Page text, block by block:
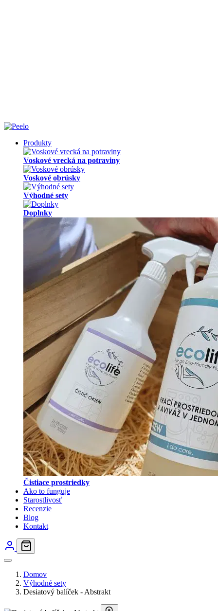
Produkty
Voskové vrecká na potraviny
Voskové obrúsky
Výhodné sety
Doplnky
Čistiace prostriedky
Ako to funguje
Starostlivosť
Recenzie
Blog
Kontakt
Domov
Výhodné sety
Desiatový balíček - Abstrakt